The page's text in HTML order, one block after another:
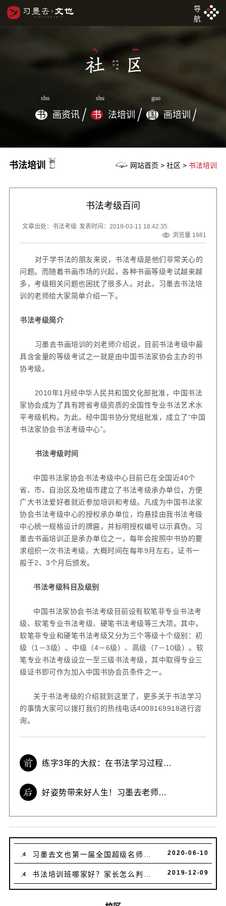
导
航
shu
书 画资讯
shu
书 法培训
guo
国 画培训
书法培训 网站首页 > 社区 >书法培训
书法考级百问
文章出处：书法考级 发表时间：2019-03-11 18:42:35
浏览量 1981
对于学书法的朋友来说，书法考级是他们非常关心的
问题。而随着书画市场的兴起，各种书画等级考试越来越
多，考级相关问题也困扰了很多人。对此，习墨去书法培
训的老师给大家简单介绍一下。
书法考级简介
习墨去书画培训的刘老师介绍说，目前书法考级中最
具含金量的等级考试之一就是由中国书法家协会主办的书
协考级。
2010年1 月经中华人民共和国文化部批准，中国书法
家协会成为了具有跨省考级资质的全国性专业书法艺术水
平考级机构。为此，经中国书协分党组批准，成立了“中国
书法家协会书法考级中心”。
书法考级时间
中国书法家协会书法考级中心目前已在全国近40个
省、市、自治区及地级市建立了书法考级承办单位，方便
广大书法爱好者就近参加培训和考级。凡成为中国书法家
协会书法考级中心的授权承办单位，均悬挂由我书法考级
中心统一规格设计的牌匾，并标明授权编号以示真伪。习
墨去书画培训正是承办单位之一，每年会按照中书协的要
求组织一次书法考级。大概时间在每年9月左右，证书一
般于2、3个月后颁发。
书法考级科目及级别
中国书法家协会书法考级目前设有软笔非专业书法考
级、软笔专业书法考级、硬笔书法考级等三大项。其中，
软笔非专业和硬笔书法考级又分为三个等级十个级别：初
级（1 －3级）、中级（4－6级）、高级（7 －10级）。软
笔专业书法考级设立一至三级书法考级，其中取得专业三
级证书即可作为加入中国书协会员条件之一。
关于书法考级的介绍就到这里了，更多关于书法学习
的事情大家可以拨打我们的热线电话4008169918进行咨
询。
练字3年的大叔：在书法学习过程
好姿势带来好人生！习墨去老师和
习墨去文也第一届全国超级名师讲
课大赛 ——成都校区篇
2020-06-10
书法培训班哪家好？家长怎么判断
好与不好？
2019-12-09